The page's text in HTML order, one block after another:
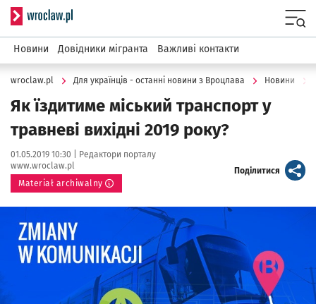
Serwis informacyjny wroclaw.pl
Новини Довідники мігранта Важливі контакти
wroclaw.pl Для українців - останні новини з Вроцлава Новини
Як їздитиме міський транспорт у
травневі вихідні 2019 року?
Data publikacji:
01.05.2019 10:30 | Autor:
Редактори порталу
www.wroclaw.pl
Materiał archiwalny
Поділитися artykuł